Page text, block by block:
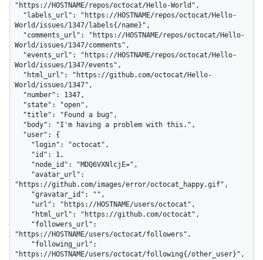
"https://HOSTNAME/repos/octocat/Hello-World",
World/issues/1347/labels{/name}",
World/issues/1347/comments",
World/issues/1347/events",
World/issues/1347",
"https://github.com/images/error/octocat_happy.gif",
"https://HOSTNAME/users/octocat/followers",
"https://HOSTNAME/users/octocat/following{/other_user}",